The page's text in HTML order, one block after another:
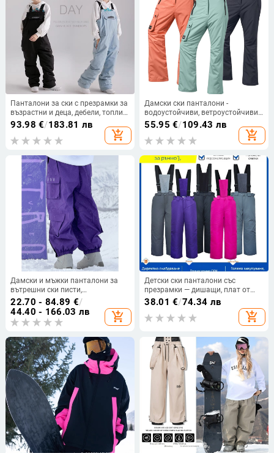
Панталони за ски с презрамки за
възрастни и деца, дебели, топли и
водоустойчиви, бели
93.98 €/183.81 лв
add_shopping_cart
Дамски ски панталони -
водоустойчиви, ветроустойчиви,
топли, дишащи, 100% полиестер
55.95 €/109.43 лв
add_shopping_cart
Дамски и мъжки панталони за
вътрешни ски писти,
ветроустойчиви и
водоустойчиви, топли, свободен
модел, издръжливи; стил за
сноуборд и ски, голям размер.
22.70 - 84.89 €/
44.40 - 166.03 лв
add_shopping_cart
Детски ски панталони със
презрамки — дишащи, плат от
полиестерни влакна в химическа
смес, пълнител PP памук
38.01 €/74.34 лв
add_shopping_cart